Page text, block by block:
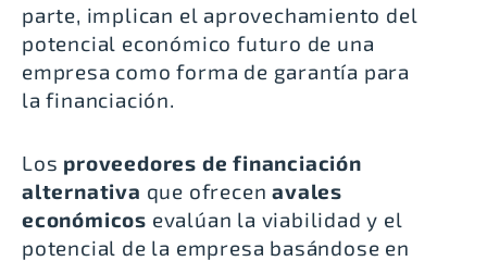
parte, implican el aprovechamiento del
potencial económico futuro de una
empresa como forma de garantía para
la financiación.
Los proveedores de financiación
alternativa que ofrecenavales
económicos evalúan la viabilidad y el
potencial de la empresa basándose en